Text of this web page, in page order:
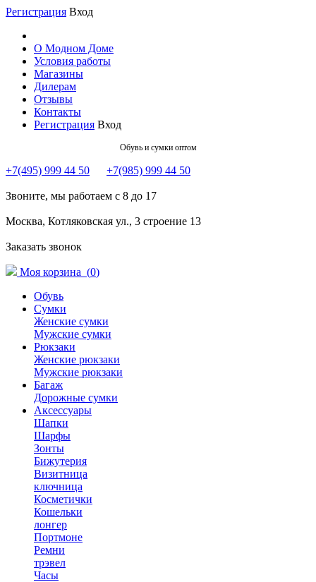
Регистрация Вход
О Модном Доме
Условия работы
Магазины
Дилерам
Отзывы
Контакты
Регистрация Вход
Обувь и сумки оптом
+7(495) 999 44 50 +7(985) 999 44 50
Звоните, мы работаем с 8 до 17
Москва, Котляковская ул., 3 строение 13
Заказать звонок
Моя корзина (0)
Обувь
Сумки
Женские сумки
Мужские сумки
Рюкзаки
Женские рюкзаки
Мужские рюкзаки
Багаж
Дорожные сумки
Аксессуары
Шапки
Шарфы
Зонты
Бижутерия
Визитница
ключница
Косметички
Кошельки
лонгер
Портмоне
Ремни
трэвел
Часы